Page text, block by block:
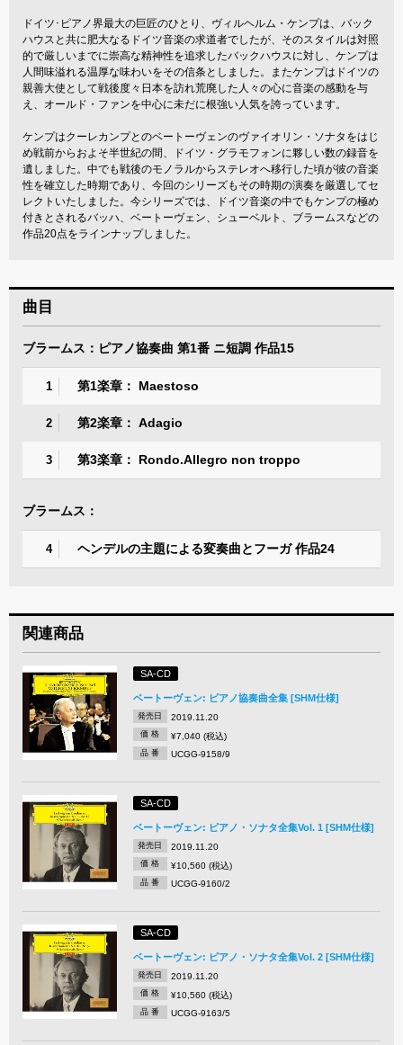
ドイツ･ピアノ界最大の巨匠のひとり、ヴィルヘルム・ケンプは、バック
ハウスと共に肥大なるドイツ音楽の求道者でしたが、そのスタイルは対照
的で厳しいまでに崇高な精神性を追求したバックハウスに対し、ケンプは
人間味溢れる温厚な味わいをその信条としました。またケンプはドイツの
親善大使として戦後度々日本を訪れ荒廃した人々の心に音楽の感動を与
え、オールド・ファンを中心に未だに根強い人気を誇っています。
ケンプはクーレカンプとのベートーヴェンのヴァイオリン・ソナタをはじ
め戦前からおよそ半世紀の間、ドイツ・グラモフォンに夥しい数の録音を
遺しました。中でも戦後のモノラルからステレオへ移行した頃が彼の音楽
性を確立した時期であり、今回のシリーズもその時期の演奏を厳選してセ
レクトいたしました。今シリーズでは、ドイツ音楽の中でもケンプの極め
付きとされるバッハ、ベートーヴェン、シューベルト、ブラームスなどの
作品20点をラインナップしました。
曲目
ブラームス：ピアノ協奏曲 第1番 ニ短調 作品15
1 第1楽章： Maestoso
2 第2楽章： Adagio
3 第3楽章： Rondo.Allegro non troppo
ブラームス：
4 ヘンデルの主題による変奏曲とフーガ 作品24
関連商品
SA-CD
ベートーヴェン: ピアノ協奏曲全集 [SHM仕様]
発売日 2019.11.20
価 格 ¥7,040 (税込)
品 番 UCGG-9158/9
SA-CD
ベートーヴェン: ピアノ・ソナタ全集Vol. 1 [SHM仕様]
発売日 2019.11.20
価 格 ¥10,560 (税込)
品 番 UCGG-9160/2
SA-CD
ベートーヴェン: ピアノ・ソナタ全集Vol. 2 [SHM仕様]
発売日 2019.11.20
価 格 ¥10,560 (税込)
品 番 UCGG-9163/5